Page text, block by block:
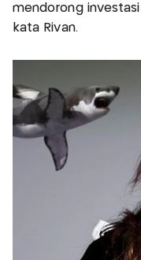
mendorong
kata Rivan.